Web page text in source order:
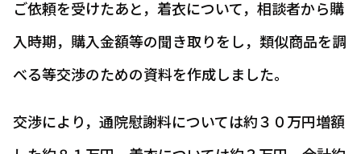
ご依頼を受けたあと，着衣について，相談者から購
入時期，購入金額等の聞き取りをし，類似商品を調
べる等交渉のための資料を作成しました。
交渉により，通院慰謝料については約３０万円増額